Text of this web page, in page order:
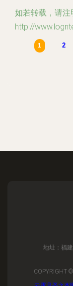
如若转载，请注
http://
1 2
地址：福
COPYRIGHT